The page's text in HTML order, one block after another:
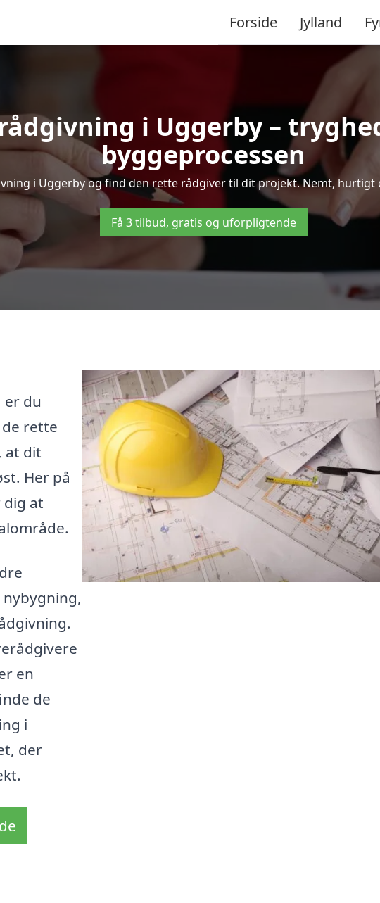
Forside Jylland
i Uggerby –
byggeprocessen
i Uggerby og find den rette rådgiver til dit projekt. Nemt, hurtigt
Få 3 tilbud, gratis og uforpligtende
er du
rette
at dit
Her på
at
en
de
i
der